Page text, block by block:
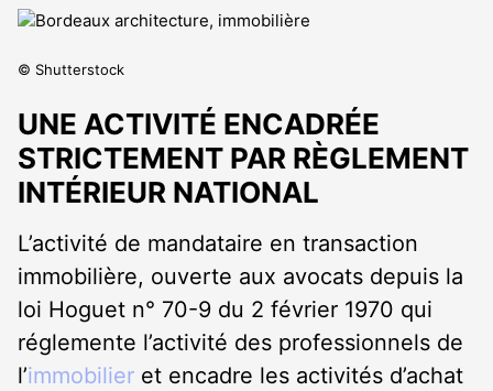
© Shutterstock
UNE ACTIVITÉ ENCADRÉE
STRICTEMENT PAR RÈGLEMENT
INTÉRIEUR NATIONAL
L’activité de mandataire en transaction
immobilière, ouverte aux avocats depuis la
loi Hoguet n° 70-9 du 2 février 1970 qui
réglemente l’activité des professionnels de
l’immobilier et encadre les activités d’achat